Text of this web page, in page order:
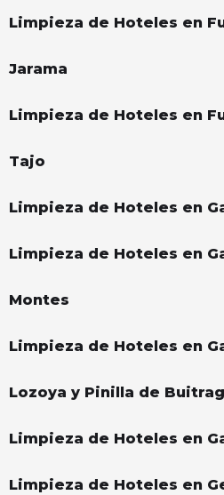
Limpieza de Hoteles en
Jarama
Limpieza de Hoteles en
Tajo
Limpieza de Hoteles en
Limpieza de Hoteles en
Montes
Limpieza de Hoteles en
Lozoya y Pinilla de
Limpieza de Hoteles en
Limpieza de Hoteles en